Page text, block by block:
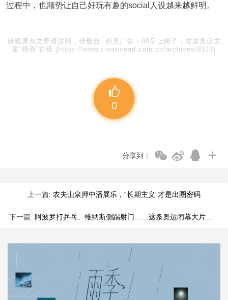
过程中，也顺势让自己好玩有趣的social人设越来越鲜明。
转载原创文章请注明，转载自: 创意广告 - 00后上岗了，这波奥运文
案“梗商”在线 (https://www.creativead.com.cn/archives/8119)
0
分享到：
上一篇: 农夫山泉押中潘展乐，“长期主义”才是出圈密码
下一篇: 阿波罗打乒乓、维纳斯侧踢射门……这条奥运闭幕大片用艺术致敬新历史！